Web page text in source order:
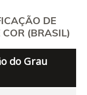
DE
(BRASIL)
do Grau